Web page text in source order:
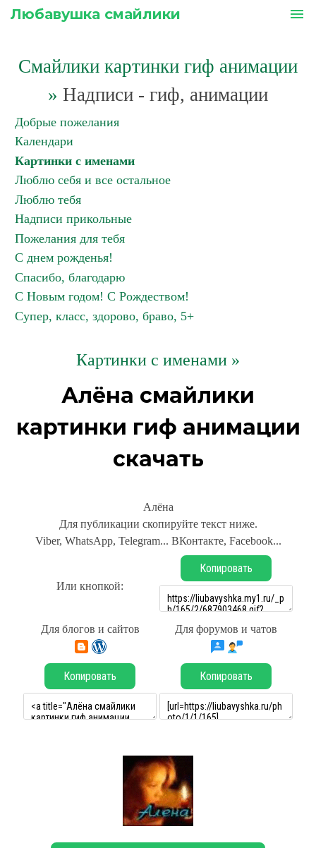
Любавушка смайлики menu
Смайлики картинки гиф анимации
» Надписи - гиф, анимации
Добрые пожелания
Календари
Картинки с именами
Люблю себя и все остальное
Люблю тебя
Надписи прикольные
Пожелания для тебя
С днем рожденья!
Спасибо, благодарю
С Новым годом! С Рождеством!
Супер, класс, здорово, браво, 5+
Картинки с именами »
Алёна смайлики
картинки гиф анимации
скачать
Алёна
Для публикации скопируйте текст ниже.
Viber, WhatsApp, Telegram... ВКонтакте, Facebook...
Или кнопкой:
Копировать
Для блогов и сайтов Для форумов и чатов
Копировать Копировать